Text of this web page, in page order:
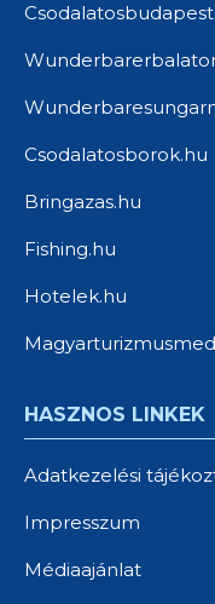
Csodalatosborok.hu
Bringazas.hu
Fishing.hu
Hotelek.hu
HASZNOS LINKEK
Adatkezelési
Impresszum
Médiaajánlat